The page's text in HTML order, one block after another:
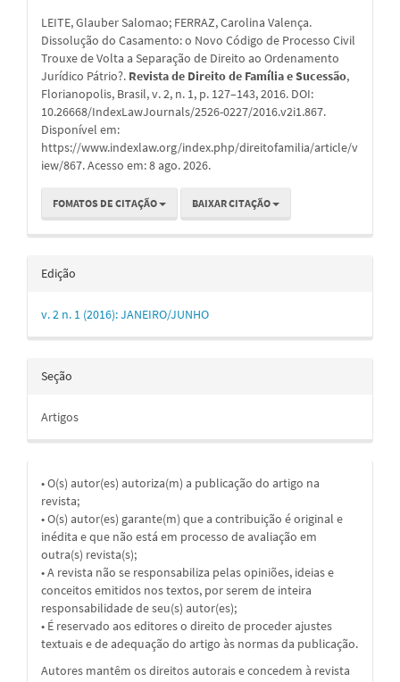
artigo
LEITE, Glauber Salomao; FERRAZ, Carolina Valença.
Dissolução do Casamento: o Novo Código de Processo Civil
Trouxe de Volta a Separação de Direito ao Ordenamento
Jurídico Pátrio?. Revista de Direito de Família e Sucessão,
Florianopolis, Brasil, v. 2, n. 1, p. 127–143, 2016. DOI:
10.26668/IndexLawJournals/2526-0227/2016.v2i1.867.
Disponível em:
https://www.indexlaw.org/index.php/direitofamilia/article/v
iew/867. Acesso em: 8 ago. 2026.
FOMATOS DE CITAÇÃO BAIXAR CITAÇÃO
Edição
v. 2 n. 1 (2016): JANEIRO/JUNHO
Seção
Artigos
• O(s) autor(es) autoriza(m) a publicação do artigo na
revista;
• O(s) autor(es) garante(m) que a contribuição é original e
inédita e que não está em processo de avaliação em
outra(s) revista(s);
• A revista não se responsabiliza pelas opiniões, ideias e
conceitos emitidos nos textos, por serem de inteira
responsabilidade de seu(s) autor(es);
• É reservado aos editores o direito de proceder ajustes
textuais e de adequação do artigo às normas da publicação.
Autores mantêm os direitos autorais e concedem à revista